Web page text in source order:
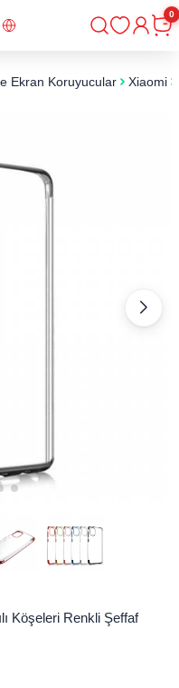
Giriş
0
Ekran Koruyucular Xiaomi
Köşeleri Renkli Şeffaf